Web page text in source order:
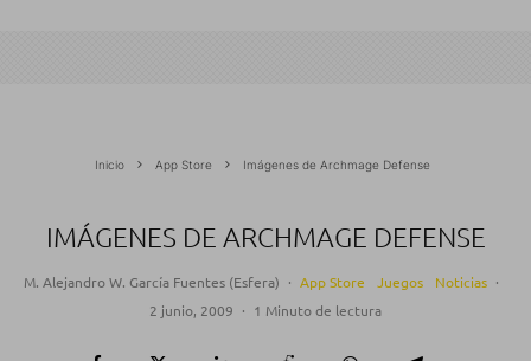
Inicio App Store Imágenes de Archmage Defense
IMÁGENES DE ARCHMAGE DEFENSE
M. Alejandro W. García Fuentes (Esfera) · App Store Juegos Noticias ·
2 junio, 2009 · 1 Minuto de lectura